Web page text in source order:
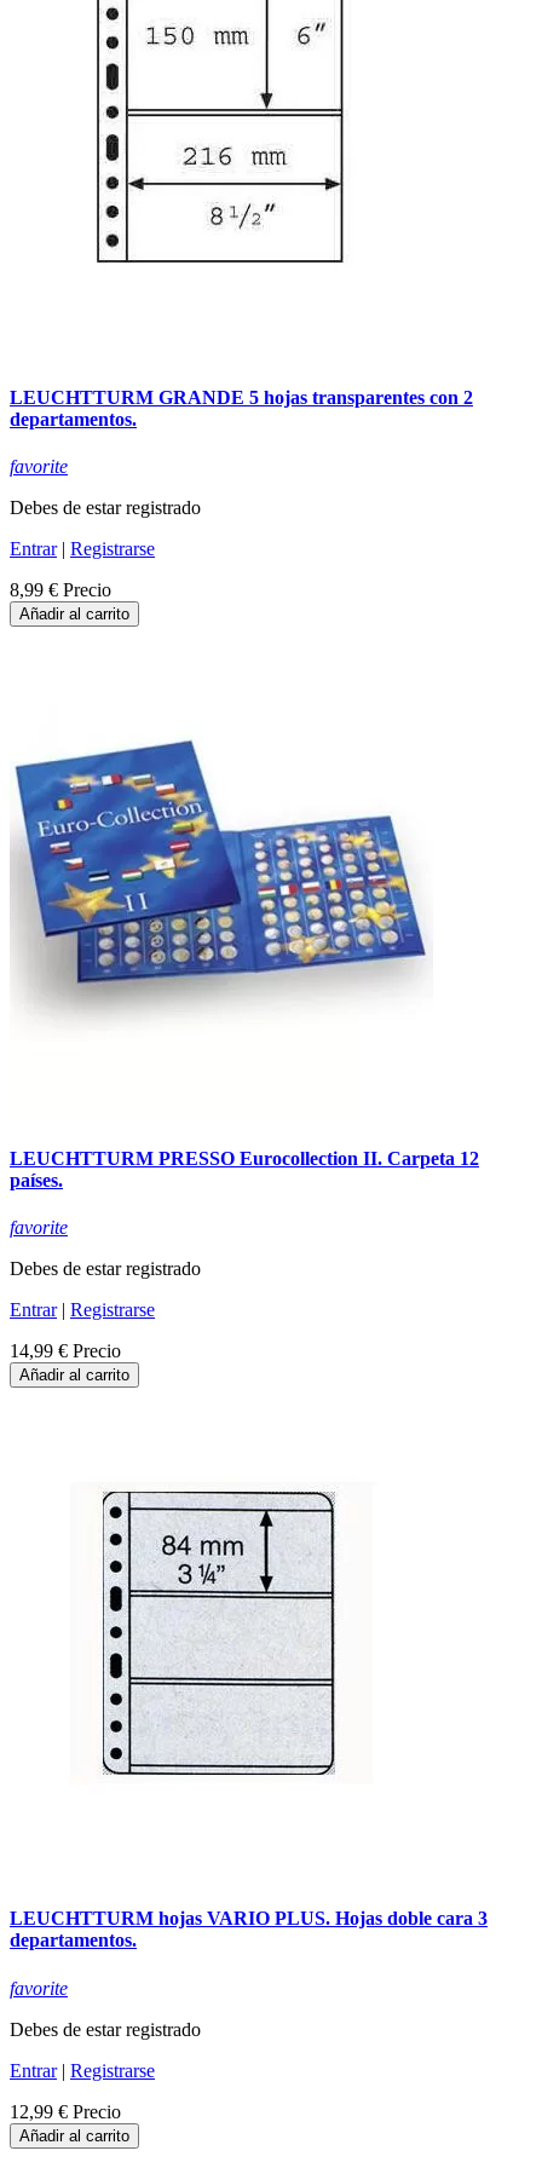
LEUCHTTURM GRANDE 5 hojas transparentes con 2
departamentos.
favorite
Debes de estar registrado
Entrar| Registrarse
8,99 € Precio
Añadir al carrito
LEUCHTTURM PRESSO Eurocollection II. Carpeta 12
países.
favorite
Debes de estar registrado
Entrar| Registrarse
14,99 € Precio
Añadir al carrito
LEUCHTTURM hojas VARIO PLUS. Hojas doble cara 3
departamentos.
favorite
Debes de estar registrado
Entrar| Registrarse
12,99 € Precio
Añadir al carrito